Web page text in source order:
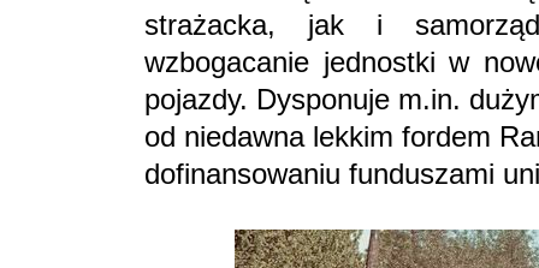
strażacka, jak i
wzbogacanie jednostki w
pojazdy. Dysponuje m.in.
od niedawna lekkim fordem
dofinansowaniu funduszami